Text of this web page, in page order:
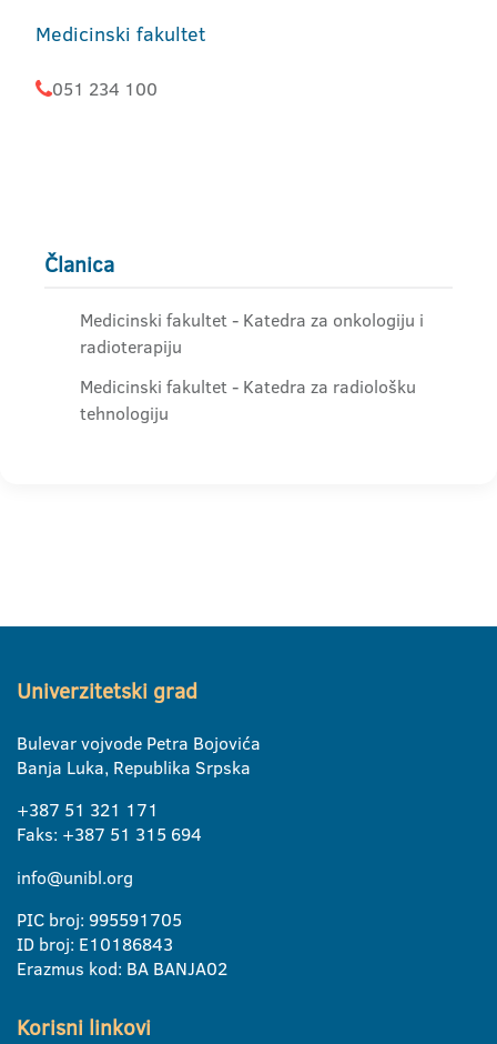
Medicinski fakultet
051 234 100
Članica
Medicinski fakultet - Katedra za onkologiju i
radioterapiju
Medicinski fakultet - Katedra za radiološku
tehnologiju
Univerzitetski grad
Bulevar vojvode Petra Bojovića
Banja Luka, Republika Srpska
+387 51 321 171
Faks: +387 51 315 694
info@unibl.org
PIC broj: 995591705
ID broj: E10186843
Erazmus kod: BA BANJA02
Korisni linkovi